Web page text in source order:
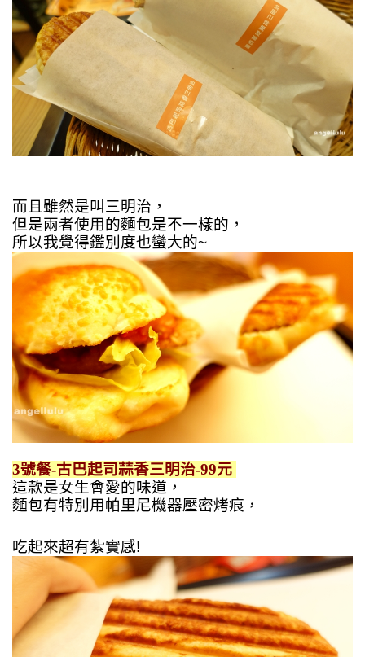
而且雖然是叫三明治，
但是兩者使用的麵包是不一樣的，
所以我覺得鑑別度也蠻大的~
3號餐-古巴起司蒜香三明治-99元
這款是女生會愛的味道，
麵包有特別用帕里尼機器壓密烤痕，
吃起來超有紮實感!